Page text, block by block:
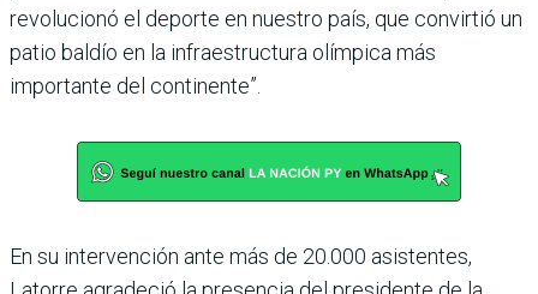
revolucionó el deporte en nuestro país, que convirtió un
patio baldío en la infraestructura olímpica más
importante del continente”.
En su intervención ante más de 20.000 asistentes,